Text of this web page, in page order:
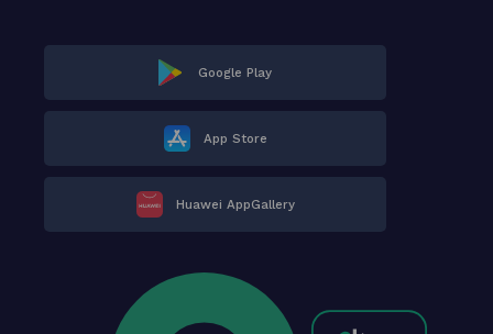
Google Play
App Store
Huawei AppGallery